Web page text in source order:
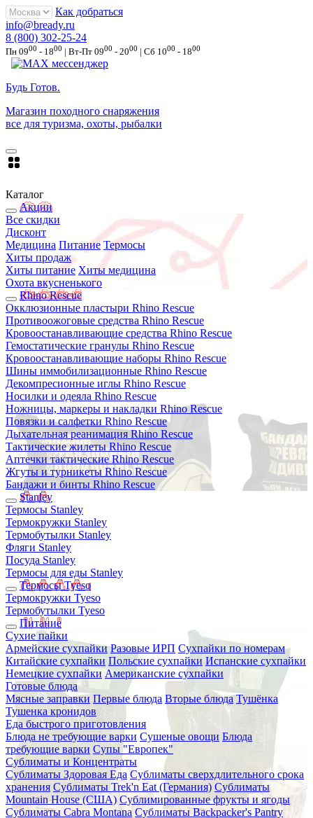
Как добраться
info@bready.ru
8 (800) 302-25-24
Пн 0900 - 1800 | Вт-Пт 0900 - 2000 | Сб 1000 - 1800
Будь Готов.
Магазин походного снаряжения
все для туризма, охоты, рыбалки
Каталог
Акции
Все скидки
Дисконт
Медицина Питание Термосы
Хиты продаж
Хиты питание Хиты медицина
Охота вкусненького
Rhino Rescue
Окклюзионные пластыри Rhino Rescue
Противоожоговые средства Rhino Rescue
Кровоостанавливающие средства Rhino Rescue
Гемостатические гранулы Rhino Rescue
Кровоостанавливающие наборы Rhino Rescue
Шины иммобилизационные Rhino Rescue
Декомпресионные иглы Rhino Rescue
Носилки и одеяла Rhino Rescue
Ножницы, маркеры и накладки Rhino Rescue
Повязки и салфетки Rhino Rescue
Дыхательная реанимация Rhino Rescue
Тактические жилеты Rhino Rescue
Аптечки тактические Rhino Rescue
Жгуты и турникеты Rhino Rescue
Бандажи и бинты Rhino Rescue
Stanley
Термосы Stanley
Термокружки Stanley
Термобутылки Stanley
Фляги Stanley
Посуда Stanley
Термосы для еды Stanley
Термосы Tyeso
Термокружки Tyeso
Термобутылки Tyeso
Питание
Сухие пайки
Армейские сухпайки Разовые ИРП Сухпайки по номерам
Китайские сухпайки Польские сухпайки Испанские сухпайки
Немецкие сухпайки Американские сухпайки
Готовые блюда
Мясные заправки Первые блюда Вторые блюда Тушёнка
Тушенка кронидов
Еда быстрого приготовления
Блюда не требующие варки Сушеные овощи Блюда
требующие варки Супы "Европек"
Сублиматы и Концентраты
Сублиматы Здоровая Еда Сублиматы сверхдлительного срока
хранения Сублиматы Trek'n Eat (Германия) Сублиматы
Mountain House (США) Сублимированные фрукты и ягоды
Сублиматы Cabra Montana Сублиматы Backpacker's Pantry